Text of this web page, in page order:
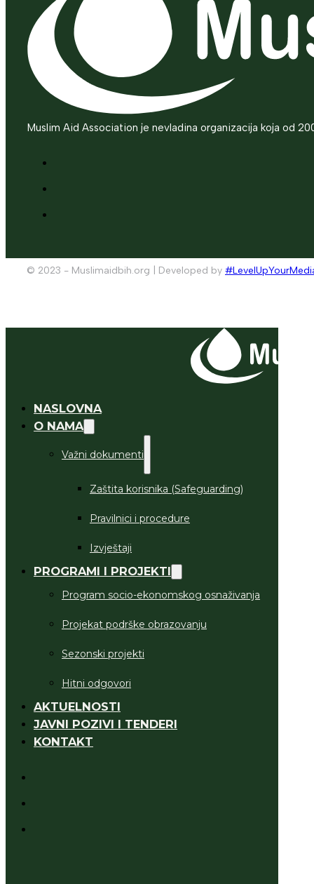
Muslim Aid Association je nevladina organizacija koja od
© 2023 - Muslimaidbih.org | Developed by
NASLOVNA
O NAMA
Važni dokumenti
Zaštita korisnika (Safeguarding)
Pravilnici i procedure
Izvještaji
PROGRAMI I PROJEKTI
Program socio-ekonomskog osnaživanja
Projekat podrške obrazovanju
Sezonski projekti
Hitni odgovori
AKTUELNOSTI
JAVNI POZIVI I TENDERI
KONTAKT